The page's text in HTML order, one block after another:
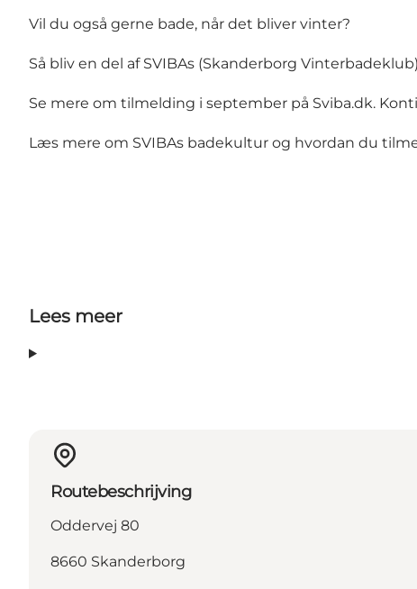
Vil du også gerne bade, når det bliver vinter?
Så bliv en del af SVIBAs (Skanderborg
Se mere om tilmelding i september på Sviba.dk.
Læs mere om SVIBAs badekultur og hvordan du
Lees meer
Routebeschrijving
Oddervej 80
8660 Skanderborg